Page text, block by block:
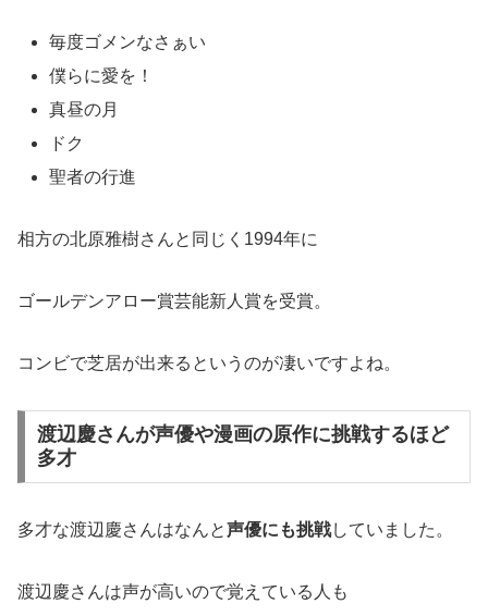
毎度ゴメンなさぁい
僕らに愛を！
真昼の月
ドク
聖者の行進
相方の北原雅樹さんと同じく1994年に
ゴールデンアロー賞芸能新人賞を受賞。
コンビで芝居が出来るというのが凄いですよね。
渡辺慶さんが声優や漫画の原作に挑戦するほど
多才
多才な渡辺慶さんはなんと声優にも挑戦していました。
渡辺慶さんは声が高いので覚えている人も